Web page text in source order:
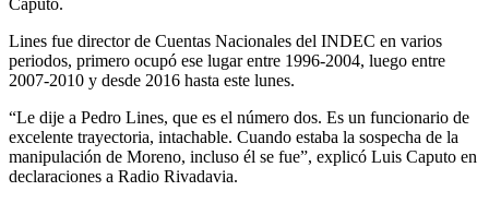
Caputo.
Lines fue director de Cuentas Nacionales del INDEC en varios
periodos, primero ocupó ese lugar entre 1996-2004, luego entre
2007-2010 y desde 2016 hasta este lunes.
“Le dije a Pedro Lines, que es el número dos. Es un funcionario de
excelente trayectoria, intachable. Cuando estaba la sospecha de la
manipulación de Moreno, incluso él se fue”, explicó Luis Caputo en
declaraciones a Radio Rivadavia.